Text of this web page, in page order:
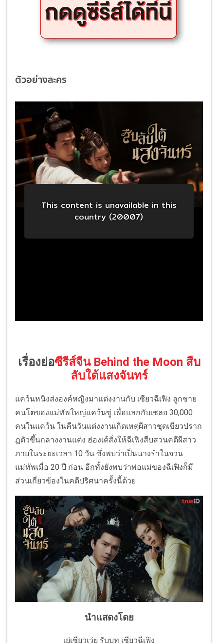
ตัวอย่างละคร
เรื่องย่อซีรีส์จีน Behind the Moon สืบ
ลับใต้แสงจันทร์
แคว้นหนิงส่งองค์หญิงมาแต่งงานกับ เซียวฉีเฟิง ลูกชาย
คนโตของแม่ทัพใหญ่แคว้นซู่ เพื่อแลกกับเชลย 30,000
คนในแคว้น ในคืนวันแต่งงานเกิดเหตุผีสาวชุดเขียวปราก
ฎตัวขึ้นกลางงานแต่ง ฮ่องเต้สั่งให้ฉีเฟิงสืบสวนคดีผีสาว
ภายในระยะเวลา 10 วัน ซึ่งพบว่าเป็นนางรำในจวน
แม่ทัพเมื่อ 20 ปี ก่อน อีกทั้งยังพบว่าพ่อแม่ของฉีเฟิงก็มี
ส่วนเกี่ยวข้องในคดีปริศนาครั้งนี้ด้วย
นำแสดงโดย
เย่เซียวเว่ย รับบท เซียวฉีเฟิง